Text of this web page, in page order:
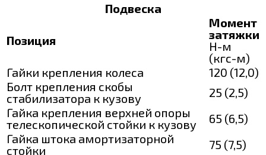
Подвеска
Позиция
Момент
затяжки
Н-м
(кгс-м)
Гайки крепления колеса
120 (12,0)
Болт крепления скобы
стабилизатора к кузову
25 (2,5)
Гайка крепления верхней опоры
телескопической стойки к кузову
65 (6,5)
Гайка штока амортизаторной
стойки
75 (7,5)